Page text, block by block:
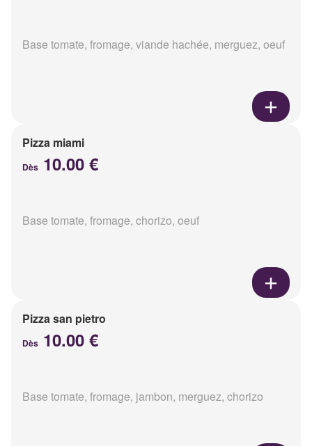
Base tomate, fromage, viande hachée, merguez, oeuf
Pizza miami
Dès 10.00 €
Base tomate, fromage, chorizo, oeuf
Pizza san pietro
Dès 10.00 €
Base tomate, fromage, jambon, merguez, chorizo